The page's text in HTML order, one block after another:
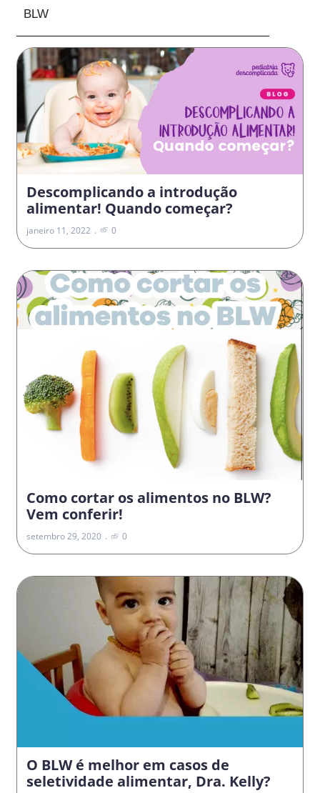
BLW
Descomplicando a introdução
alimentar! Quando começar?
janeiro 11, 2022 0
Como cortar os alimentos no BLW?
Vem conferir!
setembro 29, 2020 0
O BLW é melhor em casos de
seletividade alimentar, Dra. Kelly?